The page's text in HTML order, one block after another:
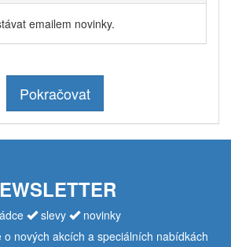
emailem novinky.
Pokračovat
slevy
novinky
nových akcích a speciálních nabídkách